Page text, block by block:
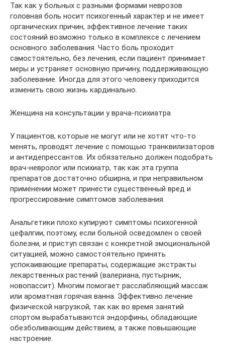
Так как у больных с разными формами неврозов
головная боль носит психогенный характер и не имеет
органических причин, эффективное лечение таких
состояний возможно только в комплексе с лечением
основного заболевания. Часто боль проходит
самостоятельно, без лечения, если пациент принимает
меры и устраняет основную причину, поддерживающую
заболевание. Иногда для этого человеку приходится
изменить свою жизнь кардинально.
Женщина на консультации у врача-психиатра
У пациентов, которые не могут или не хотят что-то
менять, проводят лечение с помощью транквилизаторов
и антидепрессантов. Их обязательно должен подобрать
врач-невролог или психиатр, так как эта группа
препаратов достаточно обширна, и при неправильном
применении может принести существенный вред и
прогрессирование симптомов заболевания.
Анальгетики плохо купируют симптомы психогенной
цефалгии, поэтому, если больной осведомлен о своей
болезни, и приступ связан с конкретной эмоциональной
ситуацией, можно самостоятельно принять
успокаивающие препараты, содержащие экстракты
лекарственных растений (валериана, пустырник,
новопассит). Многим помогает расслабляющий массаж
или ароматная горячая ванна. Эффективно лечение
физической нагрузкой, так как во время занятий
спортом вырабатываются эндорфины, обладающие
обезболивающим действием, а также повышающие
настроение.